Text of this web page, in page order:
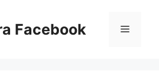
Facebook Menu